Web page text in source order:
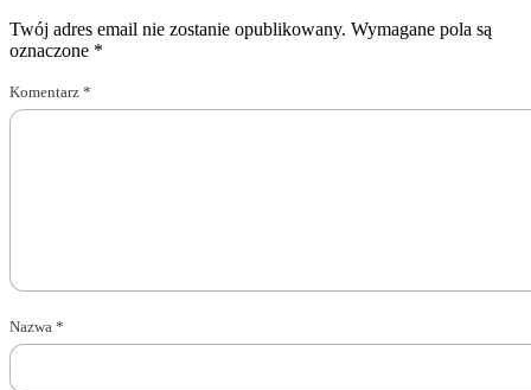
Twój adres email nie zostanie opublikowany. Wymagane pola są
oznaczone *
Komentarz *
Nazwa *